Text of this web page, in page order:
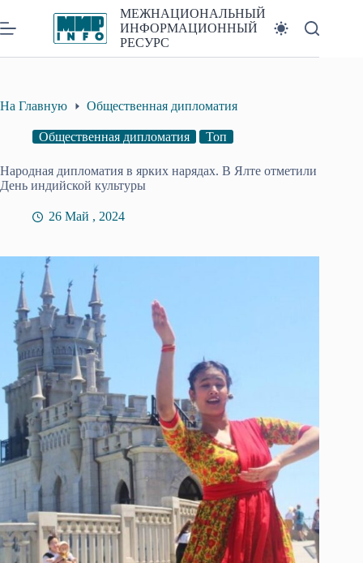
к
сути
МЕЖНАЦИОНАЛЬНЫЙ
ИНФОРМАЦИОННЫЙ
РЕСУРС
На Главную Общественная дипломатия
Общественная дипломатия Топ
Народная дипломатия в ярких нарядах. В Ялте отметили
День индийской культуры
26 Май , 2024